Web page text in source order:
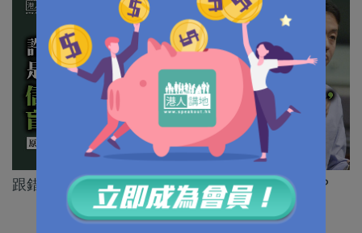
跟錯領頭人、盲從走上歪路，追隨者會有何下場？